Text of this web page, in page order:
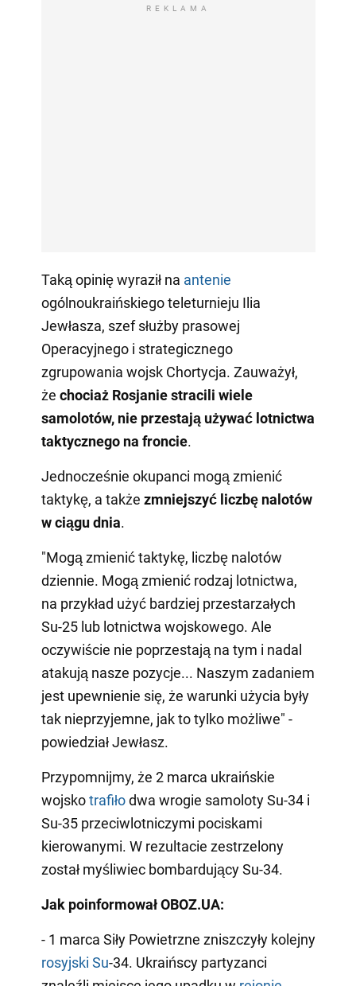
REKLAMA
Taką opinię wyraził na antenie
ogólnoukraińskiego teleturnieju Ilia
Jewłasza, szef służby prasowej
Operacyjnego i strategicznego
zgrupowania wojsk Chortycja. Zauważył,
że chociaż Rosjanie stracili wiele
samolotów, nie przestają używać lotnictwa
taktycznego na froncie.
Jednocześnie okupanci mogą zmienić
taktykę, a także zmniejszyć liczbę nalotów
w ciągu dnia.
"Mogą zmienić taktykę, liczbę nalotów
dziennie. Mogą zmienić rodzaj lotnictwa,
na przykład użyć bardziej przestarzałych
Su-25 lub lotnictwa wojskowego. Ale
oczywiście nie poprzestają na tym i nadal
atakują nasze pozycje... Naszym zadaniem
jest upewnienie się, że warunki użycia były
tak nieprzyjemne, jak to tylko możliwe" -
powiedział Jewłasz.
Przypomnijmy, że 2 marca ukraińskie
wojskotrafiłodwa wrogie samoloty Su-34 i
Su-35 przeciwlotniczymi pociskami
kierowanymi. W rezultacie zestrzelony
został myśliwiec bombardujący Su-34.
Jak poinformował OBOZ.UA:
- 1 marca Siły Powietrzne zniszczyły kolejny
rosyjski Su-34. Ukraińscy partyzanci